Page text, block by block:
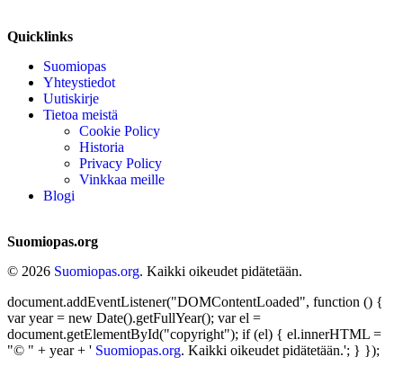
Quicklinks
Suomiopas
Yhteystiedot
Uutiskirje
Tietoa meistä
Cookie Policy
Historia
Privacy Policy
Vinkkaa meille
Blogi
Suomiopas.org
© 2026 Suomiopas.org. Kaikki oikeudet pidätetään.
document.addEventListener("DOMContentLoaded", function () {
var year = new Date().getFullYear(); var el =
document.getElementById("copyright"); if (el) { el.innerHTML =
"© " + year + ' Suomiopas.org. Kaikki oikeudet pidätetään.'; } });